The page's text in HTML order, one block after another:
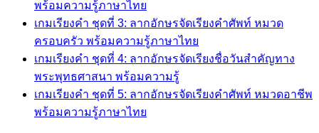
พร้อมความรู้ภาษาไทย
เกมเรียงคำ ชุดที่ 3: ลากอักษรจัดเรียงคำศัพท์ หมวด
ครอบครัว พร้อมความรู้ภาษาไทย
เกมเรียงคำ ชุดที่ 4: ลากอักษรจัดเรียงชื่อวันสำคัญทาง
พระพุทธศาสนา พร้อมความรู้
เกมเรียงคำ ชุดที่ 5: ลากอักษรจัดเรียงคำศัพท์ หมวดอาชีพ
พร้อมความรู้ภาษาไทย